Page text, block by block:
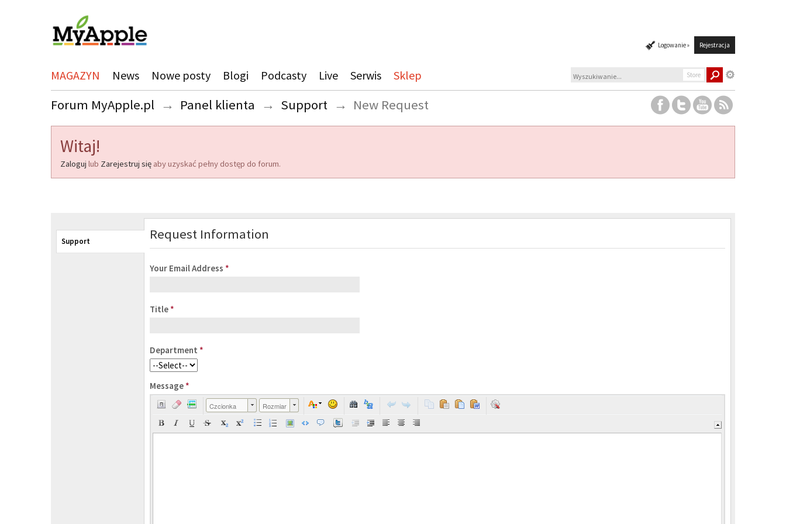
Logowanie » Rejestracja
MAGAZYN News Nowe posty Blogi Podcasty Live Serwis Sklep Store
Forum MyApple.pl → Panel klienta → Support → New Request
Witaj!
Zaloguj lub Zarejestruj się aby uzyskać pełny dostęp do forum.
Support Request Information
Your Email Address *
Title *
Department *
Message *
Czcionka Rozmiar